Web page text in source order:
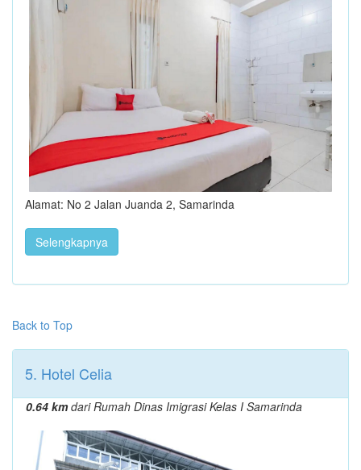
Alamat: No 2 Jalan Juanda 2, Samarinda
Selengkapnya
Back to Top
5. Hotel Celia
0.64 kmdari Rumah Dinas Imigrasi Kelas I Samarinda